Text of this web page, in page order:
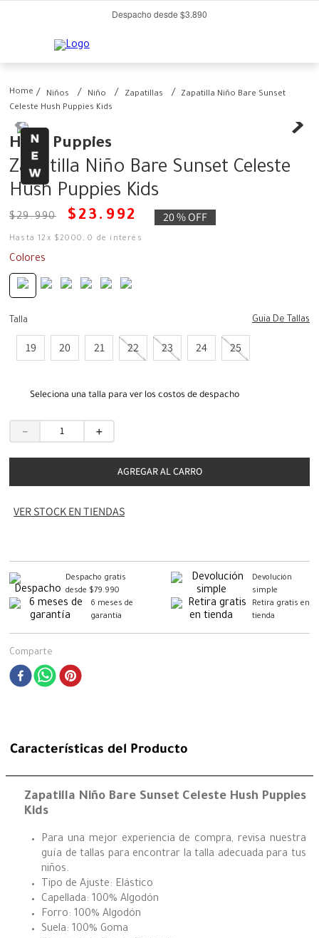
Despacho desde $3.890
Niños Niño Zapatillas
Zapatilla Niño Bare Sunset
Celeste Hush Puppies Kids
Hush Puppies
Zapatilla Niño Bare Sunset Celeste
Hush Puppies Kids
$29.990 $ 23 . 992 20 %OFF
Hasta12 x $2000 ,0 de interés
Colores
Talla Guia De Tallas
19 20 21 22 23 24 25
Seleciona una talla para ver los costos de despacho
＋
－
AGREGAR AL CARRO
VER STOCK EN TIENDAS
Despacho gratis
desde $79.990
Devolución
simple
6 meses de
garantía
Retira gratis en
tienda
Comparte
Características del Producto
Zapatilla Niño Bare Sunset Celeste Hush Puppies
Kids
Para una mejor experiencia de compra, revisa nuestra
guía de tallas para encontrar la talla adecuada para tus
niños.
Tipo de Ajuste: Elástico
Capellada: 100% Algodón
Forro: 100% Algodón
Suela: 100% Goma